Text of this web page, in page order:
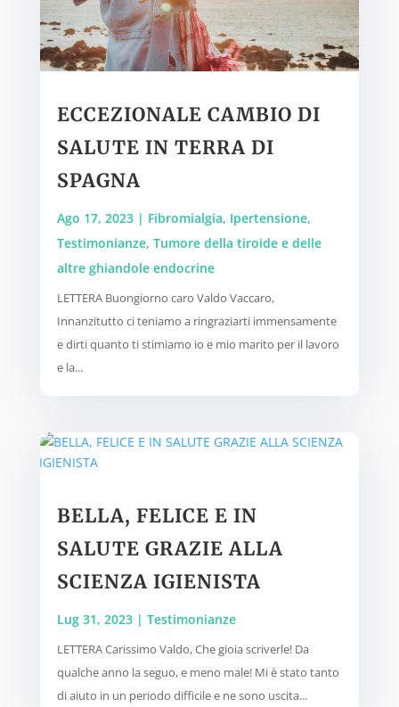
ECCEZIONALE CAMBIO DI
SALUTE IN TERRA DI
SPAGNA
Ago 17, 2023| Fibromialgia, Ipertensione,
Testimonianze, Tumore della tiroide e delle
altre ghiandole endocrine
LETTERA Buongiorno caro Valdo Vaccaro,
Innanzitutto ci teniamo a ringraziarti immensamente
e dirti quanto ti stimiamo io e mio marito per il lavoro
e la...
BELLA, FELICE E IN
SALUTE GRAZIE ALLA
SCIENZA IGIENISTA
Lug 31, 2023| Testimonianze
LETTERA Carissimo Valdo, Che gioia scriverle! Da
qualche anno la seguo, e meno male! Mi è stato tanto
di aiuto in un periodo difficile e ne sono uscita...